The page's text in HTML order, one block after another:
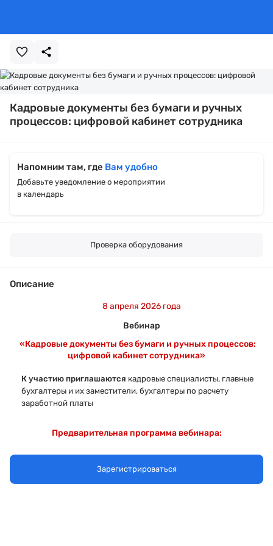
Кадровые документы без бумаги и ручных
процессов: цифровой кабинет сотрудника
Напомним там, где Вам удобно
Добавьте уведомление о мероприятии
в календарь
Проверка оборудования
Описание
8 апреля 2026 года
Вебинар
«Кадровые документы без бумаги и ручных процессов:
цифровой кабинет сотрудника»
К участию приглашаются кадровые специалисты, главные
бухгалтеры и их заместители, бухгалтеры по расчету
заработной платы
Предварительная программа вебинара:
1. Проблемы взаимодействия между кадровой службой и
— Какие сложности возникают в текущих процессах?
Зарегистрироваться